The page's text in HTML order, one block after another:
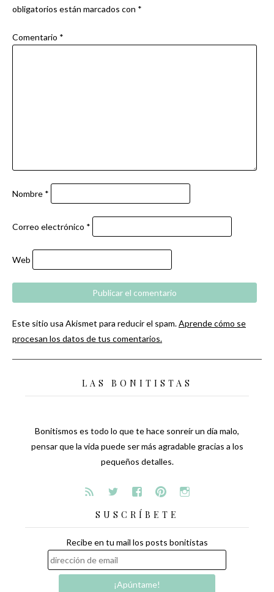
obligatorios están marcados con *
Comentario *
Nombre *
Correo electrónico *
Web
Este sitio usa Akismet para reducir el spam.Aprende cómo se
procesan los datos de tus comentarios.
LAS BONITISTAS
Bonitismos es todo lo que te hace sonreír un día malo,
pensar que la vida puede ser más agradable gracias a los
pequeños detalles.
SUSCRÍBETE
Recibe en tu mail los posts bonitistas